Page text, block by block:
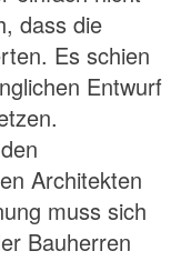
dass die
Es schien
Entwurf
Architekten
muss sich
Bauherren